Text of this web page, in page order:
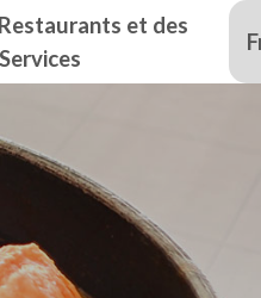
et des
Services